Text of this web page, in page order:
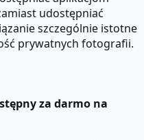
udostępniać
szczególnie istotne
prywatnych fotografii.
za darmo na